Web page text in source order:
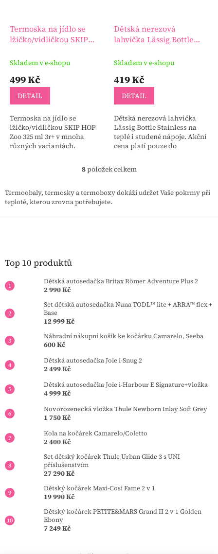
Termoska na jídlo se
lžičko/vidličkou SKIP
Skladem v e-shopu
499 Kč
DETAIL
Termoska na jídlo se
lžičko/vidličkou SKIP HOP
Zoo 325 ml 3r+ v mnoha
různých variantách.
připravený pokrm: teplý až
po dobu 7 hodin a studený až
Dětská nerezová
lahvička Lässig Bottle
Skladem v e-shopu
419 Kč
DETAIL
Dětská nerezová lahvička
Lässig Bottle Stainless na
teplé i studené nápoje. Akční
cena platí pouze do
O
l
á
a
y
ý
s
u
8položek celkem
Termoobaly, termosky a termoboxy dokáží udržet Vaše pokrmy při
teplotě, kterou zrovna potřebujete.
Z
Top 10 produktů
Dětská autosedačka Britax Römer Adventure Plus 2
2 990 Kč
Set dětská autosedačka Nuna TODL™ lite + ARRA™ flex +
Base
12 999 Kč
Náhradní nákupní košík ke kočárku Camarelo, Seeba
600 Kč
Dětská autosedačka Joie i-Snug 2
2 499 Kč
Dětská autosedačka Joie i-Harbour E Signature+vložka
4 999 Kč
Novorozenecká vložka Thule Newborn Inlay Soft Grey
1 750 Kč
Kola na kočárek Camarelo/Coletto
2 400 Kč
Set dětský kočárek Thule Urban Glide 3 s UNI
příslušenstvím
27 290 Kč
Dětský kočárek Maxi-Cosi Fame 2 v 1
19 990 Kč
Dětský kočárek PETITE&MARS Grand II 2 v 1 Golden
Ebony
7 249 Kč